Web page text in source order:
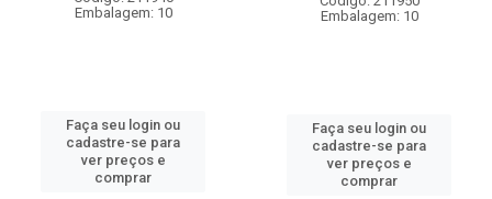
Embalagem: 10
Faça seu login ou
cadastre-se para
ver preços e
comprar
Embalagem: 10
Faça seu login ou
cadastre-se para
ver preços e
comprar